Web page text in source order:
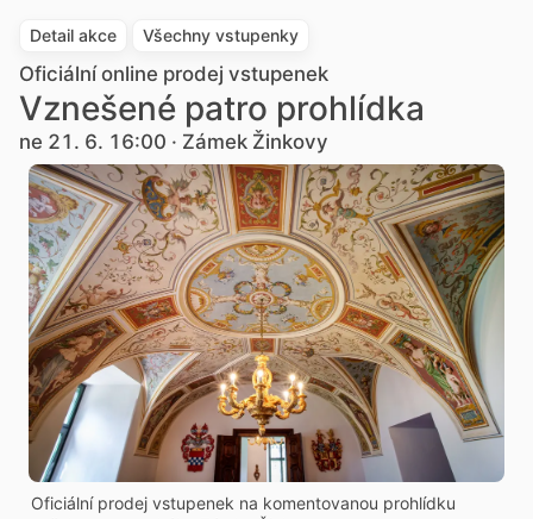
Detail akce Všechny vstupenky
Oficiální online prodej vstupenek
Vznešené patro prohlídka
ne 21. 6. 16:00 · Zámek Žinkovy
Oficiální prodej vstupenek na komentovanou prohlídku